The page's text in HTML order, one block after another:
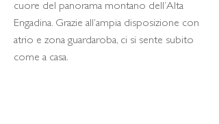
cuore del panorama montano dell’Alta
Engadina. Grazie all’ampia disposizione con
atrio e zona guardaroba, ci si sente subito
come a casa.